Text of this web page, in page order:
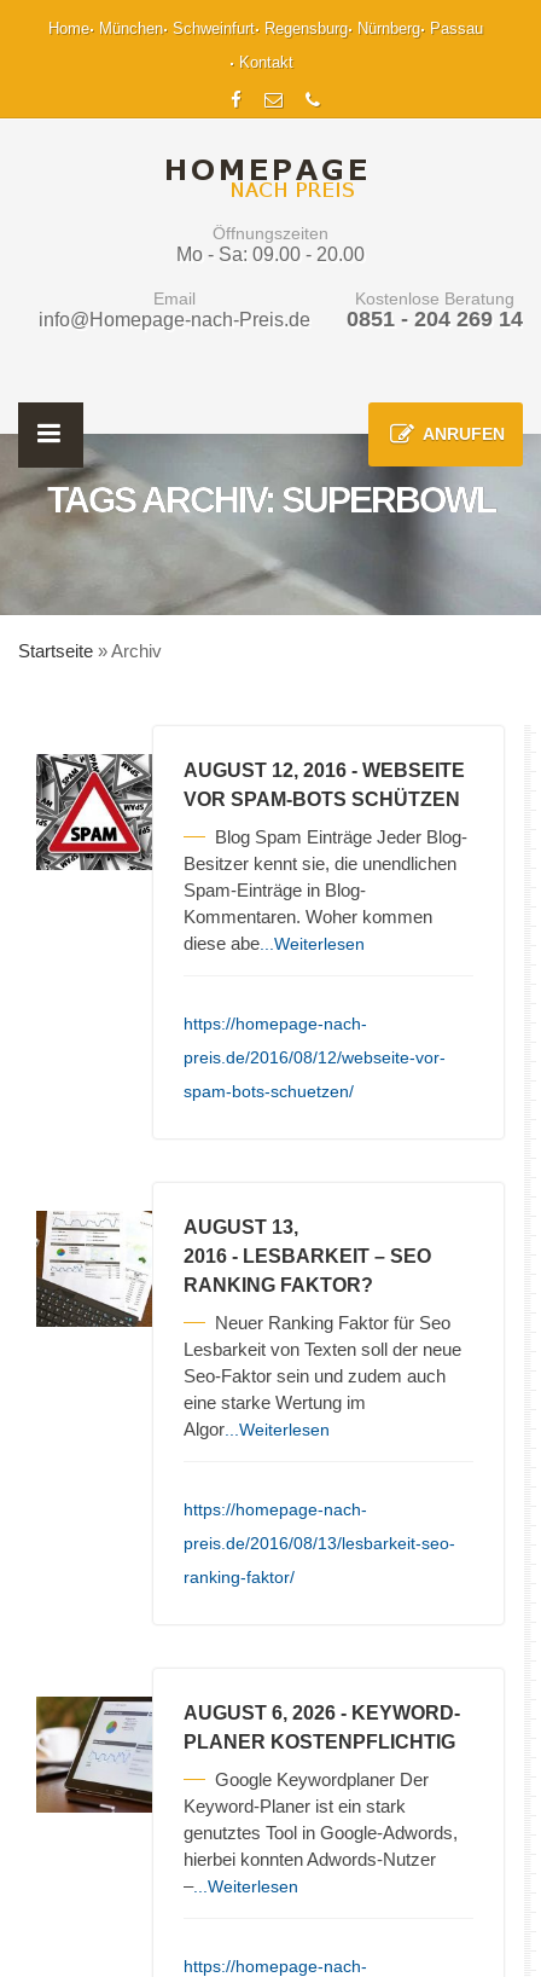
Home München Schweinfurt Regensburg Nürnberg
Passau
Kontakt
Öffnungszeiten
Mo - Sa: 09.00 - 20.00
Email
info@Homepage-nach-Preis.de
Kostenlose Beratung
0851 - 204 269 14
ANRUFEN
TAGS ARCHIV: SUPERBOWL
Startseite »Archiv
AUGUST 12, 2016 - WEBSEITE
VOR SPAM-BOTS SCHÜTZEN
Blog Spam Einträge Jeder Blog-
Besitzer kennt sie, die unendlichen
Spam-Einträge in Blog-
Kommentaren. Woher kommen
diese abe ...Weiterlesen
https://homepage-nach-
preis.de/2016/08/12/webseite-vor-
spam-bots-schuetzen/
AUGUST 13,
2016 - LESBARKEIT – SEO
RANKING FAKTOR?
Neuer Ranking Faktor für Seo
Lesbarkeit von Texten soll der neue
Seo-Faktor sein und zudem auch
eine starke Wertung im
Algor ...Weiterlesen
https://homepage-nach-
preis.de/2016/08/13/lesbarkeit-seo-
ranking-faktor/
AUGUST 6, 2026 - KEYWORD-
PLANER KOSTENPFLICHTIG
Google Keywordplaner Der
Keyword-Planer ist ein stark
genutztes Tool in Google-Adwords,
hierbei konnten Adwords-Nutzer
–...Weiterlesen
https://homepage-nach-